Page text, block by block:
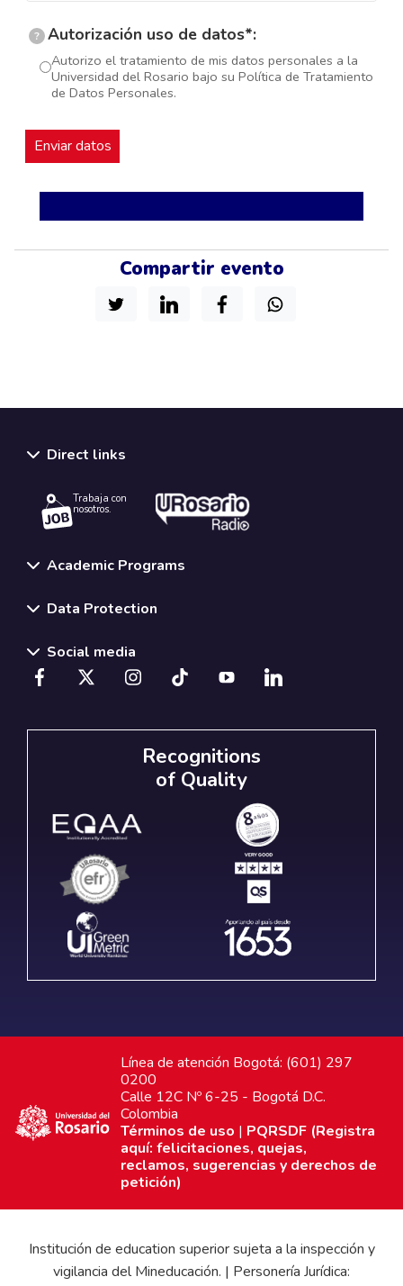
? Autorización uso de datos*:
Autorizo el tratamiento de mis datos personales a la
Universidad del Rosario bajo su Política de Tratamiento
de Datos Personales.
Compartir evento
Direct links
Trabaja con
nosotros.
Academic Programs
Data Protection
Social media
Recognitions
of Quality
Línea de atención Bogotá: (601) 297
0200
Calle 12C Nº 6-25 - Bogotá D.C.
Colombia
Términos de uso | PQRSDF (Registra
aquí: felicitaciones, quejas,
reclamos, sugerencias y derechos de
petición)
Institución de education superior sujeta a la inspección y
vigilancia del Mineducación. | Personería Jurídica: